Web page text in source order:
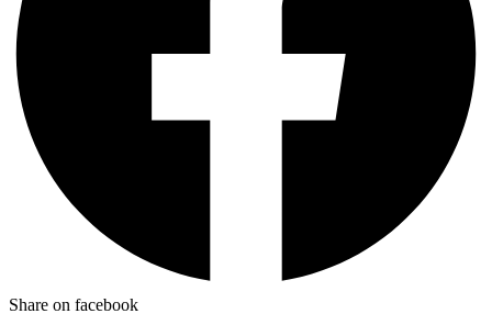
Share on facebook